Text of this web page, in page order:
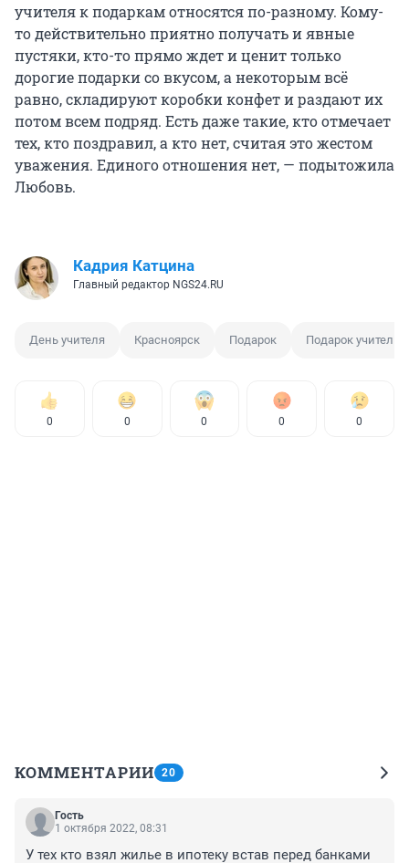
учителя к подаркам относятся по-разному. Кому-
то действительно приятно получать и явные
пустяки, кто-то прямо ждет и ценит только
дорогие подарки со вкусом, а некоторым всё
равно, складируют коробки конфет и раздают их
потом всем подряд. Есть даже такие, кто отмечает
тех, кто поздравил, а кто нет, считая это жестом
уважения. Единого отношения нет, — подытожила
Любовь.
Кадрия Катцина
Главный редактор NGS24.RU
День учителя Красноярск Подарок Подарок учителю
0 0 0 0 0
КОММЕНТАРИИ 20
Гость
1 октября 2022, 08:31
У тех кто взял жилье в ипотеку встав перед банками